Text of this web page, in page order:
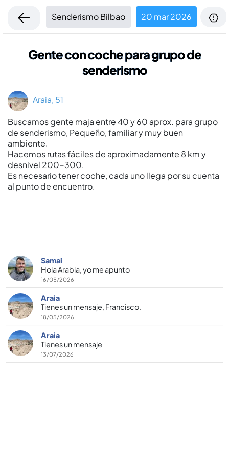
Senderismo Bilbao 20 mar 2026
Gente con coche para grupo de
senderismo
Araia, 51
Buscamos gente maja entre 40 y 60 aprox. para grupo
de senderismo, Pequeño, familiar y muy buen
ambiente.
Hacemos rutas fáciles de aproximadamente 8 km y
desnivel 200-300.
Es necesario tener coche, cada uno llega por su cuenta
al punto de encuentro.
Samai
Hola Arabia, yo me apunto
16/05/2026
Araia
Tienes un mensaje, Francisco.
18/05/2026
Araia
Tienes un mensaje
13/07/2026